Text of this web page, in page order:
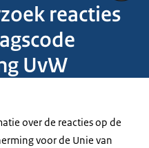
reacties
UvW
over de reacties op de
voor de Unie van